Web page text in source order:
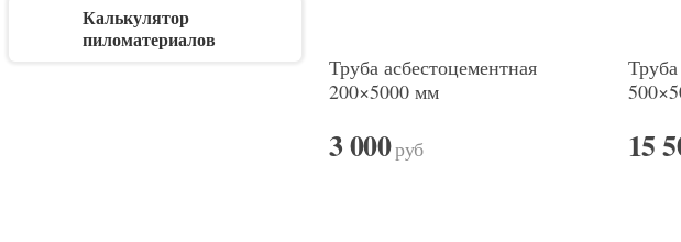
Калькулятор
пиломатериалов
Труба асбестоцементная
200×5000 мм
3 000руб 15